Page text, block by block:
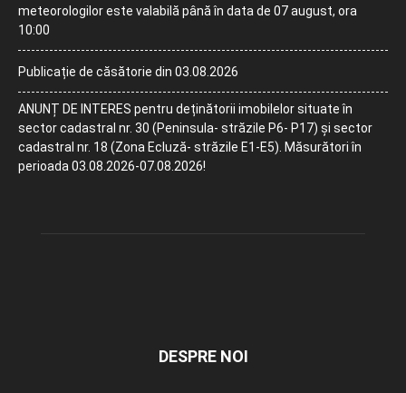
meteorologilor este valabilă până în data de 07 august, ora
10:00
Publicație de căsătorie din 03.08.2026
ANUNȚ DE INTERES pentru deținătorii imobilelor situate în
sector cadastral nr. 30 (Peninsula- străzile P6- P17) și sector
cadastral nr. 18 (Zona Ecluză- străzile E1-E5). Măsurători în
perioada 03.08.2026-07.08.2026!
DESPRE NOI